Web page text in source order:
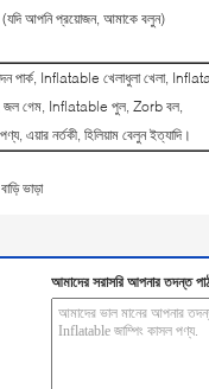
(যদি আপনি প্রয়োজন, আমাকে বলুন)
পার্ক, Inflatable খেলাধুলা খেলা,
জল গেম, Inflatable পুল, Zorb বল,
এয়ার নর্তকী, হিলিয়াম বেলুন ইত্যাদি।
ভাড়া
আমাদের সরাসরি আপনার তদন্ত